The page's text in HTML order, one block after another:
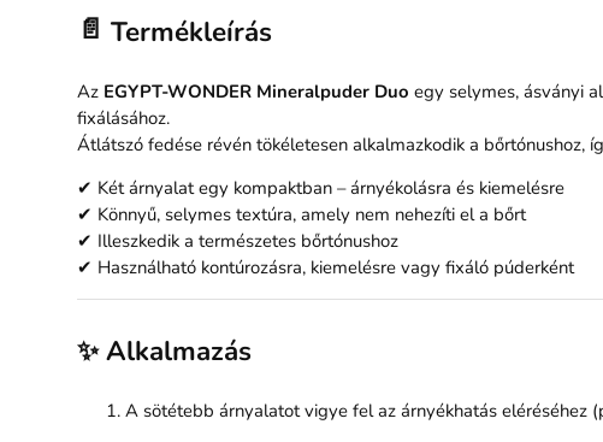
📄 Termékleírás
Az EGYPT-WONDER Mineralpuder Duo egy selymes, ásványi
fixálásához.
Átlátszó fedése révén tökéletesen alkalmazkodik a bőrtónushoz,
✔ Két árnyalat egy kompaktban – árnyékolásra és kiemelésre
✔ Könnyű, selymes textúra, amely nem nehezíti el a bőrt
✔ Illeszkedik a természetes bőrtónushoz
✔ Használható kontúrozásra, kiemelésre vagy fixáló púderként
✨ Alkalmazás
A sötétebb árnyalatot vigye fel az árnyékhatás eléréséhez